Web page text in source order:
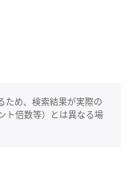
ため、検索結果が実際の
ト倍数等）とは異なる場